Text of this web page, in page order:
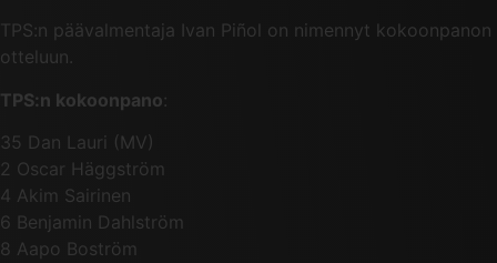
TPS:n päävalmentaja Ivan Piñol on nimennyt kokoonpanon
otteluun.
TPS:n kokoonpano:
35 Dan Lauri (MV)
2 Oscar Häggström
4 Akim Sairinen
6 Benjamin Dahlström
8 Aapo Boström